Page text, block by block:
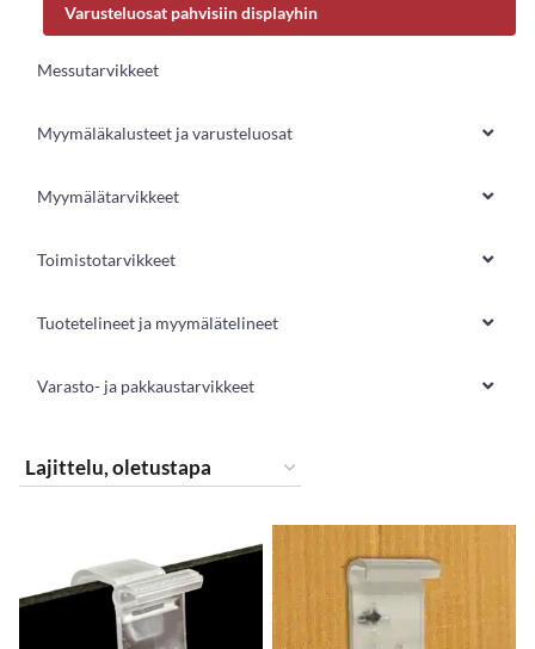
Varusteluosat pahvisiin displayhin
Messutarvikkeet
Myymäläkalusteet ja varusteluosat
Myymälätarvikkeet
Toimistotarvikkeet
Tuotetelineet ja myymälätelineet
Varasto- ja pakkaustarvikkeet